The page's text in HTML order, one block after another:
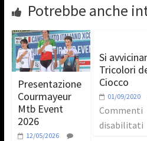
Potrebbe anche
Presentazione
Courmayeur
Mtb Event
2026
12/05/2026
Si
Tricolori
Ciocco
01/09/2020
Commenti
disabilitati